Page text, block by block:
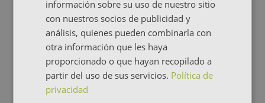
información sobre su uso de nuestro sitio
con nuestros socios de publicidad y
análisis, quienes pueden combinarla con
otra información que les haya
proporcionado o que hayan recopilado a
partir del uso de sus servicios. Política de
privacidad